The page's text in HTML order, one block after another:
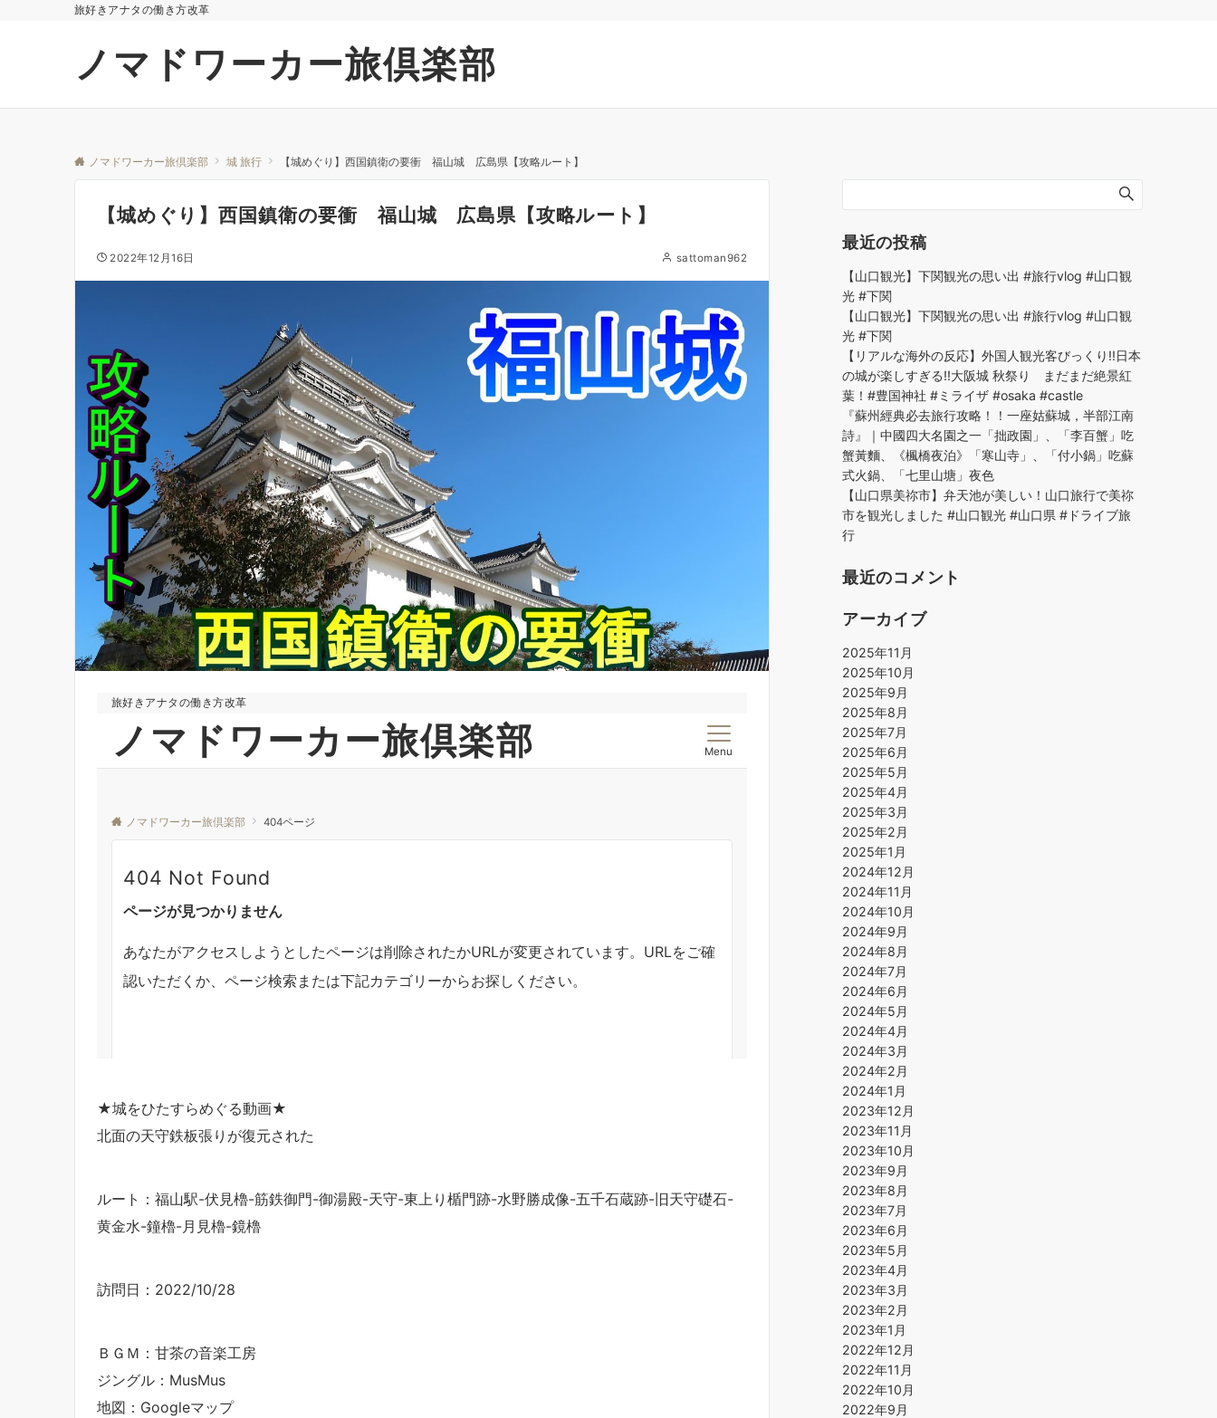
旅好きアナタの働き方改革
ノマドワーカー旅倶楽部
ノマドワーカー旅倶楽部 城 旅行 【城めぐり】西国鎮衛の要衝 福山城 広島県【攻略ルート】
【城めぐり】西国鎮衛の要衝 福山城 広島県【攻略ルート】
2022年12月16日 sattoman962
★城をひたすらめぐる動画★
北面の天守鉄板張りが復元された
ルート：福山駅-伏見櫓-筋鉄御門-御湯殿-天守-東上り楯門跡-水野勝成像-五千石蔵跡-旧天守礎石-
黄金水-鐘櫓-月見櫓-鏡櫓
訪問日：2022/10/28
ＢＧＭ：甘茶の音楽工房
ジングル：MusMus
地図：Googleマップ
最近の投稿
【山口観光】下関観光の思い出 #旅行vlog #山口観
光 #下関
【山口観光】下関観光の思い出 #旅行vlog #山口観
光 #下関
【リアルな海外の反応】外国人観光客びっくり!!日本
の城が楽しすぎる!!大阪城 秋祭り まだまだ絶景紅
葉！#豊国神社 #ミライザ #osaka #castle
『蘇州經典必去旅行攻略！！一座姑蘇城，半部江南
詩』｜中國四大名園之一「拙政園」、「李百蟹」吃
蟹黃麵、《楓橋夜泊》「寒山寺」、「付小鍋」吃蘇
式火鍋、「七里山塘」夜色
【山口県美祢市】弁天池が美しい！山口旅行で美祢
市を観光しました #山口観光 #山口県 #ドライブ旅
行
最近のコメント
アーカイブ
2025年11月
2025年10月
2025年9月
2025年8月
2025年7月
2025年6月
2025年5月
2025年4月
2025年3月
2025年2月
2025年1月
2024年12月
2024年11月
2024年10月
2024年9月
2024年8月
2024年7月
2024年6月
2024年5月
2024年4月
2024年3月
2024年2月
2024年1月
2023年12月
2023年11月
2023年10月
2023年9月
2023年8月
2023年7月
2023年6月
2023年5月
2023年4月
2023年3月
2023年2月
2023年1月
2022年12月
2022年11月
2022年10月
2022年9月